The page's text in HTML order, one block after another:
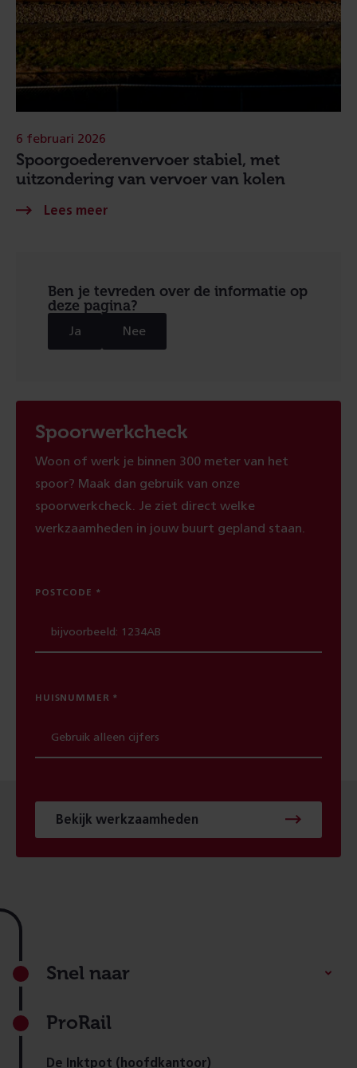
Spoorgoederenvervoer stabiel, met
uitzondering van vervoer van kolen
6 februari 2026
Ben je tevreden over de informatie op
deze pagina?
Ja Nee
Spoorwerkcheck
Woon of werk je binnen 300 meter van het
spoor? Maak dan gebruik van onze
spoorwerkcheck. Je ziet direct welke
werkzaamheden in jouw buurt gepland staan.
POSTCODE
HUISNUMMER
Bekijk werkzaamheden
Footer
Snel naar
ProRail
De Inktpot (hoofdkantoor)